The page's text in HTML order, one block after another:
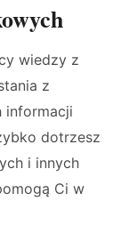
wiedzy z
z
informacji
dotrzesz
i innych
Ci w